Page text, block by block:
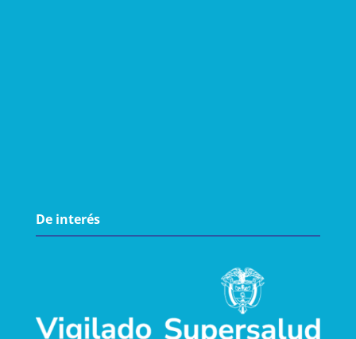
De interés